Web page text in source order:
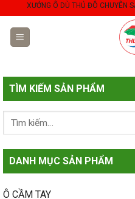
content
XƯỞNG Ô DÙ THỦ ĐÔ CHUYÊN SẢN
TÌM KIẾM SẢN PHẨM
DANH MỤC SẢN PHẨM
Ô CẦM TAY